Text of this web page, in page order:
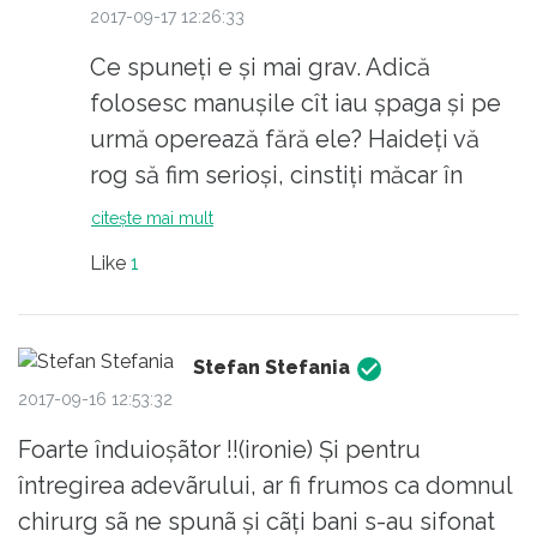
2017-09-17 12:26:33
Ce spuneţi e şi mai grav. Adică
folosesc manuşile cît iau şpaga şi pe
urmă operează fără ele? Haideţi vă
rog să fim serioşi, cinstiţi măcar în
scris. Cadrele medicale iau şpagă la
curente, oricît aş face economie, nu
fumez, nu consum alcool, nu fac lux,
şi tot termin banii cu o săptămînă,
nevoie să mă operez într-o zi, cam
care credeţi că va fi scenariul?
citește mai mult
Like 1
Stefan Stefania
2017-09-16 12:53:32
Foarte înduioșãtor !!(ironie) Și pentru
întregirea adevãrului, ar fi frumos ca domnul
chirurg sã ne spunã și cãți bani s-au sifonat